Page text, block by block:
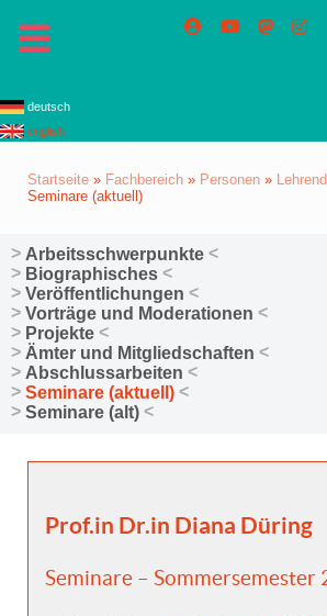
deutsch
english
Startseite » Fachbereich » Personen »
Seminare (aktuell)
Arbeitsschwerpunkte
Biographisches
Veröffentlichungen
Vorträge und Moderationen
Projekte
Ämter und Mitgliedschaften
Abschlussarbeiten
Seminare (aktuell)
Seminare (alt)
Prof.in Dr.in Diana Düring
Seminare – Sommersemester